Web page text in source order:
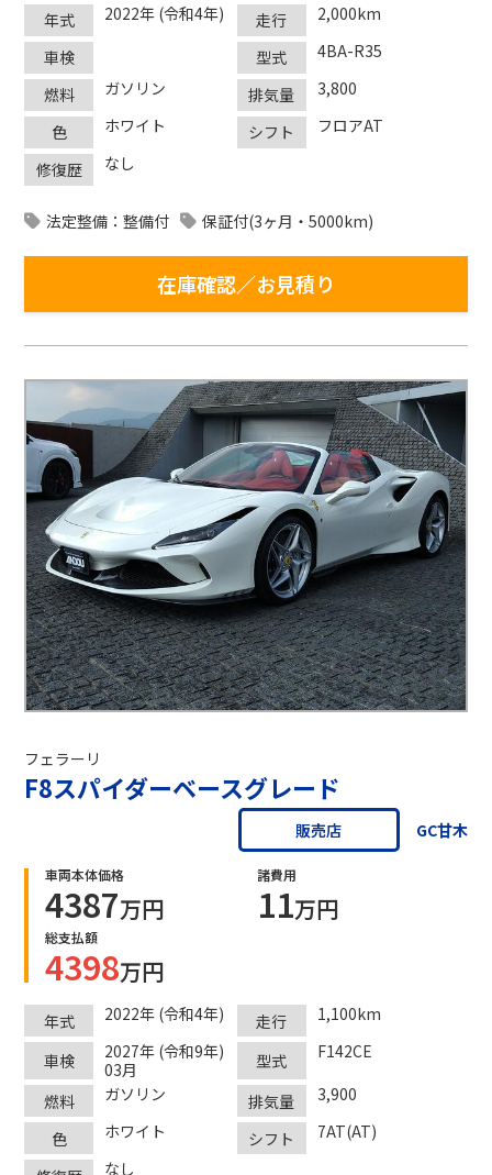
年式 2022年 (令和4年) 走行 2,000km
車検 型式 4BA-R35
燃料 ガソリン 排気量 3,800
色 ホワイト シフト フロアAT
修復歴 なし
法定整備：整備付 保証付(3ヶ月・5000km)
在庫確認／お見積り
フェラーリ
F8スパイダーベースグレード
販売店 GC甘木
車両本体価格
4387万円
諸費用
11万円
総支払額
4398万円
年式 2022年 (令和4年) 走行 1,100km
車検
2027年 (令和9年)
03月
型式 F142CE
燃料 ガソリン 排気量 3,900
色 ホワイト シフト 7AT(AT)
なし